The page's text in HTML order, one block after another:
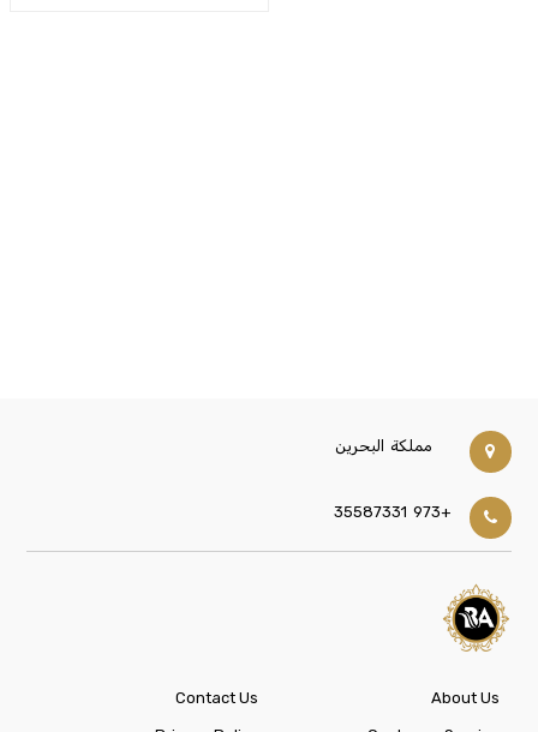
مملكة البحرين
+973 35587331
About Us
Contact Us